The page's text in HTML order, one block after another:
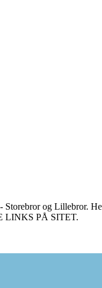
og Lillebror.
LINKS PÅ SITET.